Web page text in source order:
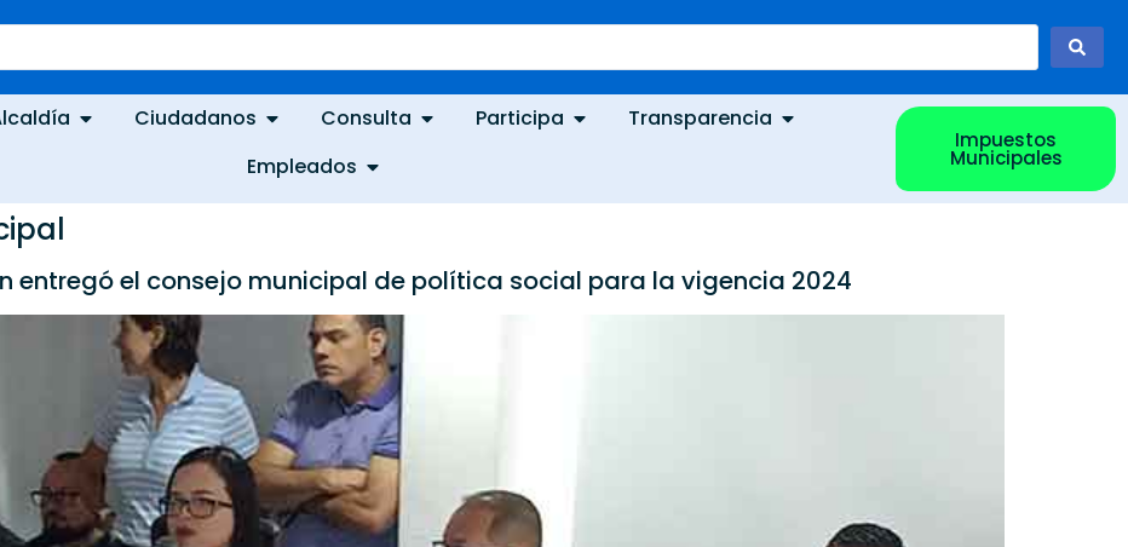
Ciudadanos Consulta Participa
Transparencia
Empleados
Impuestos
Municipales
entregó el consejo municipal de política social para la vigencia 2024